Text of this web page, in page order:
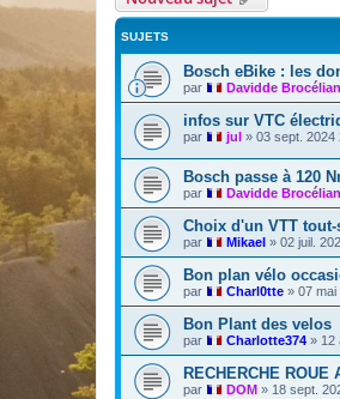
SUJETS
Bosch eBike : les
par Davidde
infos sur VTC
par jul » 03 sept. 2024
Bosch passe à 120
par Davidde
Choix d'un VTT
par Mikael » 02 juil.
Bon plan vélo
par Charl0tte » 07 mai
Bon Plant des velos
par Charlotte374 » 12
RECHERCHE ROUE
par DOM » 18 sept.